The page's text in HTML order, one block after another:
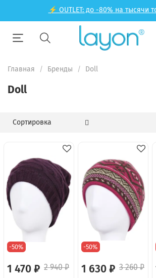
⚡ OUTLET: до -80% на тысячи
Главная Бренды Doll
Doll
-50%
1 470 ₽ 2 940 ₽
-50%
1 630 ₽ 3 260 ₽